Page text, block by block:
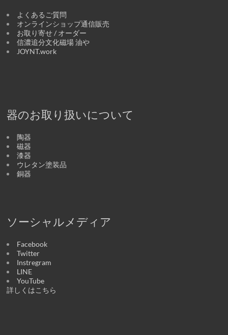
よくあるご質問
オンラインショップ通信販売
お取り寄せ / オーダー
信濃追分文化磁場 油や
JOYNT.work
器のお取り扱いについて
陶器
磁器
漆器
ウレタン塗装品
銅器
ソーシャルメディア
Facebook
Twitter
Instregram
LINE
YouTube
詳しくはこちら